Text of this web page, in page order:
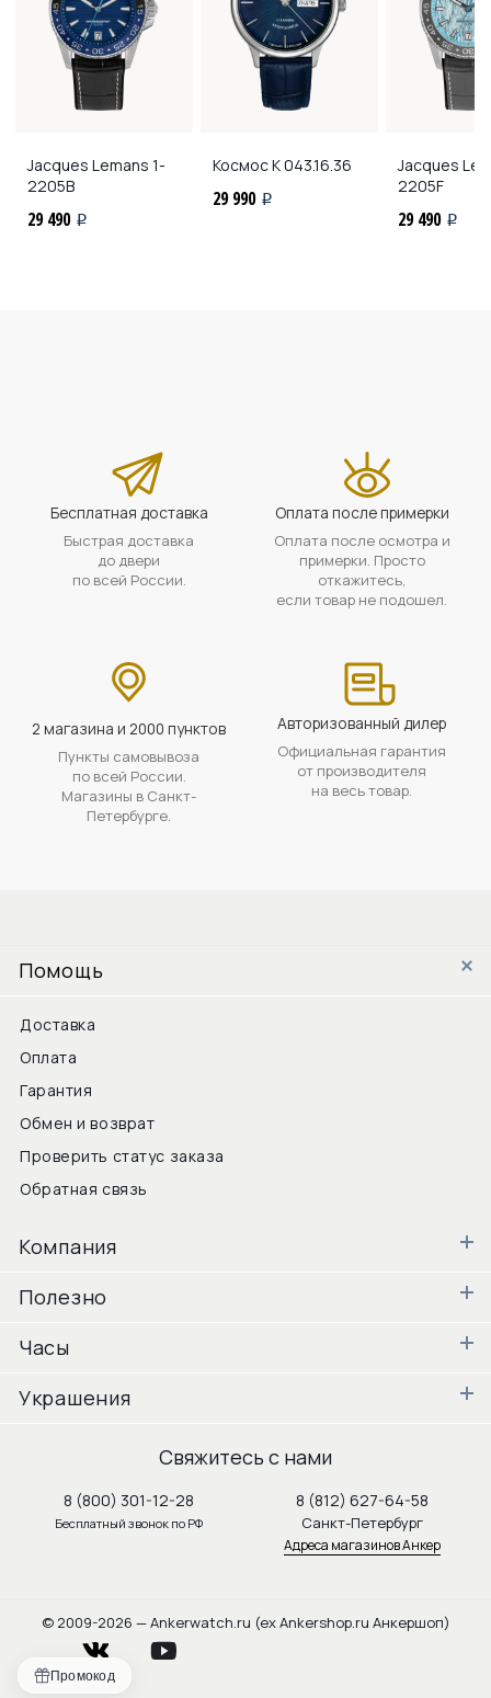
Промокод
Jacques Lemans 1-
2205B
29 490 i
КосмосK 043.16.36
29 990 i
Jacques
2205F
29 490 i
Бесплатная доставка
Быстрая доставка
до двери
по всей России.
Оплата после примерки
Оплата после осмотра и
примерки. Просто
откажитесь,
если товар не подошел.
2 магазина и 2000 пунктов
Пункты самовывоза
по всей России.
Магазины в Санкт-
Петербурге.
Авторизованный дилер
Официальная гарантия
от производителя
на весь товар.
Помощь
Доставка
Оплата
Гарантия
Обмен и возврат
Проверить статус заказа
Обратная связь
Компания
Полезно
Часы
Украшения
Свяжитесь с нами
8 (800) 301-12-28
Бесплатный звонок по РФ
8 (812) 627-64-58
Санкт-Петербург
Адреса магазинов Анкер
© 2009-2026 — Ankerwatch.ru (ex Ankershop.ru Анкершоп)
vkontakte youtube